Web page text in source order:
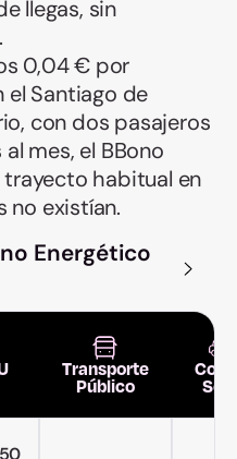
llegas, sin
0,04 € por
el Santiago de
con dos pasajeros
mes, el BBono
habitual en
no existían.
Energético
Transporte
Público Solo